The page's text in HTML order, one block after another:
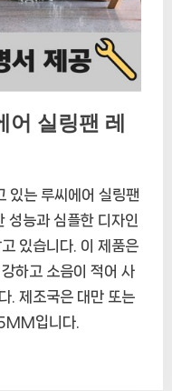
실링팬 레
는 루씨에어 실링팬
능과 심플한 디자인
있습니다. 이 제품은
하고 소음이 적어 사
. 제조국은 대만 또는
입니다.